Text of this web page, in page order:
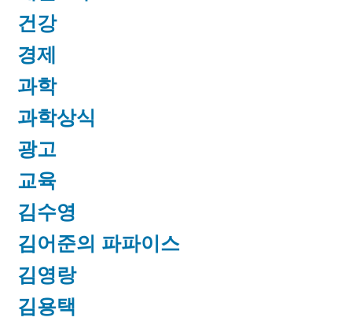
건강
경제
과학
과학상식
광고
교육
김수영
김어준의 파파이스
김영랑
김용택